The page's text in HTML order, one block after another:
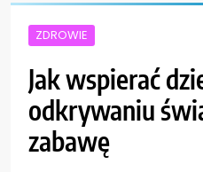
ZDROWIE
Jak wspierać
odkrywaniu
zabawę